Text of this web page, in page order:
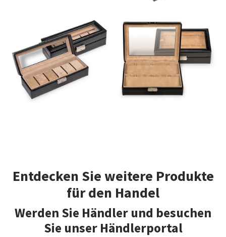
Entdecken Sie weitere Produkte
für den Handel
Werden Sie Händler und besuchen
Sie unser Händlerportal